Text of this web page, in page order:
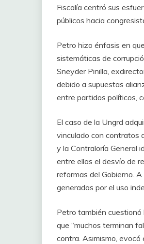
Fiscalía centró sus
públicos hacia
Petro hizo énfasis en
sistemáticas de
Sneyder Pinilla,
debido a supuestas
entre partidos políticos,
El caso de la Ungrd
vinculado con contratos
y la Contraloría General
entre ellas el desvío de
reformas del Gobierno.
generadas por el uso
Petro también cuestionó
que “muchos terminan
contra. Asimismo, evocó